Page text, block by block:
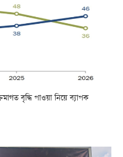
বৃদ্ধি পাওয়া নিয়ে ব্যাপক